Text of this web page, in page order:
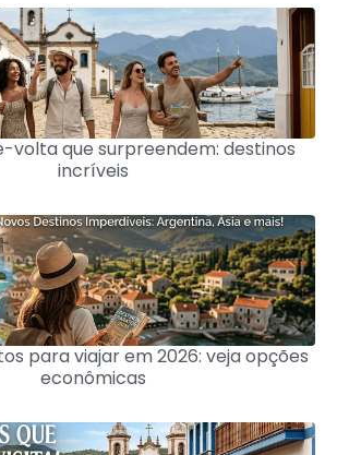
volta que surpreendem: destinos
incríveis
para viajar em 2026: veja opções
econômicas